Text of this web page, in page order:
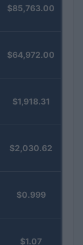
$85,763.00
$64,972.00
$1,918.31
$2,030.62
$0.999
$1.07